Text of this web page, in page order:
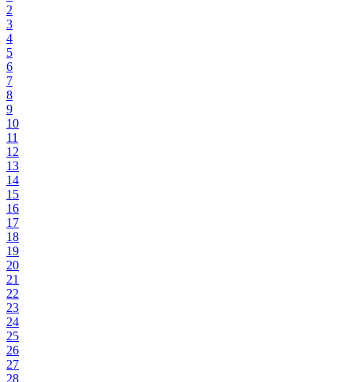
2
3
4
5
6
7
8
9
10
11
12
13
14
15
16
17
18
19
20
21
22
23
24
25
26
27
28